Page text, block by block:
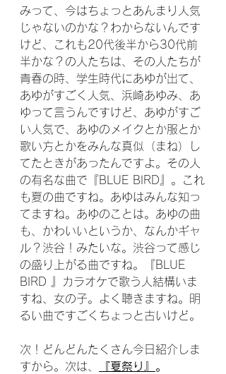
みって、今はちょっとあんまり人気
じゃないのかな？わからないんです
けど、これも20代後半から30代前
半かな？の人たちは、その人たちが
青春の時、学生時代にあゆが出て、
あゆがすごく人気、浜崎あゆみ、あ
ゆって言うんですけど、あゆがすご
い人気で、あゆのメイクとか服とか
歌い方とかをみんな真似（まね）し
てたときがあったんですよ。その人
の有名な曲で『BLUE BIRD』。これ
も夏の曲ですね。あゆはみんな知っ
てますね。あゆのことは。あゆの曲
も、かわいいというか、なんかギャ
ル？渋谷！みたいな。渋谷って感じ
の盛り上がる曲ですね。『BLUE
BIRD 』カラオケで歌う人結構いま
すね、女の子。よく聴きますね。明
るい曲ですごくちょっと古いけど。
次！どんどんたくさん今日紹介しま
すから。次は、
『夏祭り』
。